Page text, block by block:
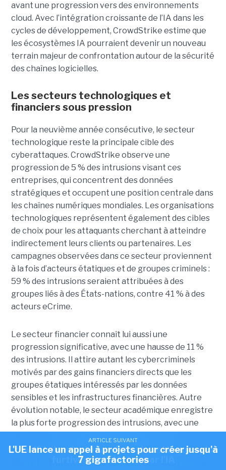
ARTICLE SUIVANT
CrowdStrike alerte sur des cyberattaques plus
furtives, accélérées par l'IA
avant une progression vers des environnements
cloud. Avec l’intégration croissante de l’IA dans les
cycles de développement, CrowdStrike estime que
les écosystèmes IA pourraient devenir un nouveau
terrain majeur de confrontation autour de la sécurité
des chaînes logicielles.
Les secteurs technologiques et
financiers sous pression
Pour la neuvième année consécutive, le secteur
technologique reste la principale cible des
cyberattaques. CrowdStrike observe une
progression de 5 % des intrusions visant ces
entreprises, qui concentrent des données
stratégiques et occupent une position centrale dans
les chaînes numériques mondiales. Les organisations
technologiques représentent également des cibles
de choix pour les attaquants cherchant à atteindre
indirectement leurs clients ou partenaires. Les
campagnes observées dans ce secteur proviennent
à la fois d’acteurs étatiques et de groupes criminels :
59 % des intrusions seraient attribuées à des
groupes liés à des États-nations, contre 41 % à des
acteurs eCrime.
Le secteur financier connaît lui aussi une
progression significative, avec une hausse de 11 %
des intrusions. Il attire autant les cybercriminels
motivés par des gains financiers directs que les
groupes étatiques intéressés par les données
sensibles et les infrastructures financières. Autre
évolution notable, le secteur académique enregistre
la plus forte progression des intrusions, avec une
Cloud et identités, les nouveaux fronts
ARTICLE SUIVANT
L'UE lance un appel à projets pour créer jusqu'à
7 gigafactories